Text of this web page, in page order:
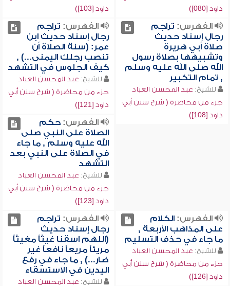
داود [080])
داود [103])
الفهرس: تراجم
رجال إسناد حديث
صلاة أبي هريرة
وتشبيهها بصلاة رسول
الله صلى الله عليه وسلم
, تمام التكبير
للشيخ: عبد المحسن العباد
جزء من محاضرة ( شرح سنن أبي
داود [108])
الفهرس: تراجم
رجال إسناد حديث ابن
عمر: (سنة الصلاة أن
تنصب رجلك اليمنى...) ,
كيف الجلوس في التشهد
للشيخ: عبد المحسن العباد
جزء من محاضرة ( شرح سنن أبي
داود [121])
الفهرس:حكم
الصلاة على النبي صلى
الله عليه وسلم , ما جاء
في الصلاة على النبي بعد
التشهد
للشيخ: عبد المحسن العباد
جزء من محاضرة ( شرح سنن أبي
داود [123])
الفهرس:الكلام
على المذاهب الأربعة ,
ما جاء في حذف التسليم
للشيخ: عبد المحسن العباد
جزء من محاضرة ( شرح سنن أبي
داود [126])
الفهرس: تراجم
رجال إسناد حديث
(اللهم اسقنا غيثاً مغيثاً
مريئاً مريعاً نافعاً غير
ضار...) , ما جاء في رفع
اليدين في الاستسقاء
للشيخ: عبد المحسن العباد